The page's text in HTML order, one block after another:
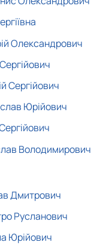
Олександрович
Сергійович
Юрійович
Володимирович
Дмитрович
Русланович
Юрійович